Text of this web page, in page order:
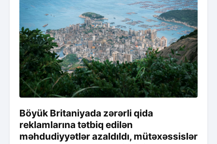
Böyük Britaniyada zərərli qida
reklamlarına tətbiq edilən
məhdudiyyətlər azaldıldı, mütəxəssislər